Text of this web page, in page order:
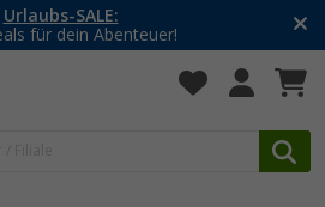
Urlaubs-SALE:
für dein Abenteuer!